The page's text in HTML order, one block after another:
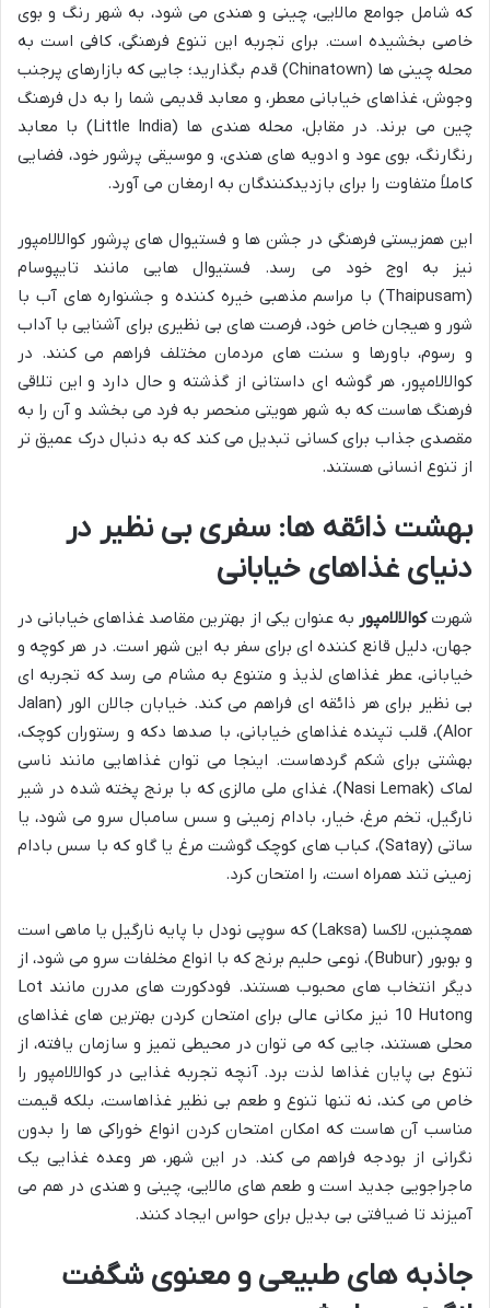
که شامل جوامع مالایی، چینی و هندی می شود، به شهر رنگ و بوی
خاصی بخشیده است. برای تجربه این تنوع فرهنگی، کافی است به
محله چینی ها (Chinatown) قدم بگذارید؛ جایی که بازارهای پرجنب
وجوش، غذاهای خیابانی معطر، و معابد قدیمی شما را به دل فرهنگ
چین می برند. در مقابل، محله هندی ها (Little India) با معابد
رنگارنگ، بوی عود و ادویه های هندی، و موسیقی پرشور خود، فضایی
کاملاً متفاوت را برای بازدیدکنندگان به ارمغان می آورد.
این همزیستی فرهنگی در جشن ها و فستیوال های پرشور کوالالامپور
نیز به اوج خود می رسد. فستیوال هایی مانند تایپوسام
(Thaipusam) با مراسم مذهبی خیره کننده و جشنواره های آب با
شور و هیجان خاص خود، فرصت های بی نظیری برای آشنایی با آداب
و رسوم، باورها و سنت های مردمان مختلف فراهم می کنند. در
کوالالامپور، هر گوشه ای داستانی از گذشته و حال دارد و این تلاقی
فرهنگ هاست که به شهر هویتی منحصر به فرد می بخشد و آن را به
مقصدی جذاب برای کسانی تبدیل می کند که به دنبال درک عمیق تر
از تنوع انسانی هستند.
بهشت ذائقه ها: سفری بی نظیر در
دنیای غذاهای خیابانی
شهرتکوالالامپور به عنوان یکی از بهترین مقاصد غذاهای خیابانی در
جهان، دلیل قانع کننده ای برای سفر به این شهر است. در هر کوچه و
خیابانی، عطر غذاهای لذیذ و متنوع به مشام می رسد که تجربه ای
بی نظیر برای هر ذائقه ای فراهم می کند. خیابان جالان الور (Jalan
Alor)، قلب تپنده غذاهای خیابانی، با صدها دکه و رستوران کوچک،
بهشتی برای شکم گردهاست. اینجا می توان غذاهایی مانند ناسی
لماک (Nasi Lemak)، غذای ملی مالزی که با برنج پخته شده در شیر
نارگیل، تخم مرغ، خیار، بادام زمینی و سس سامبال سرو می شود، یا
ساتی (Satay)، کباب های کوچک گوشت مرغ یا گاو که با سس بادام
زمینی تند همراه است، را امتحان کرد.
همچنین، لاکسا (Laksa) که سوپی نودل با پایه نارگیل یا ماهی است
و بوبور (Bubur)، نوعی حلیم برنج که با انواع مخلفات سرو می شود، از
دیگر انتخاب های محبوب هستند. فودکورت های مدرن مانند Lot
10 Hutong نیز مکانی عالی برای امتحان کردن بهترین های غذاهای
محلی هستند، جایی که می توان در محیطی تمیز و سازمان یافته، از
تنوع بی پایان غذاها لذت برد. آنچه تجربه غذایی در کوالالامپور را
خاص می کند، نه تنها تنوع و طعم بی نظیر غذاهاست، بلکه قیمت
مناسب آن هاست که امکان امتحان کردن انواع خوراکی ها را بدون
نگرانی از بودجه فراهم می کند. در این شهر، هر وعده غذایی یک
ماجراجویی جدید است و طعم های مالایی، چینی و هندی در هم می
آمیزند تا ضیافتی بی بدیل برای حواس ایجاد کنند.
جاذبه های طبیعی و معنوی شگفت